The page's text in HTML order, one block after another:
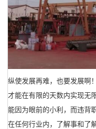
纵使发展再难，也要发展啊
才能在有限的天数内实现无
能因为眼前的小利，而违背
在任何行业内，了解事和了